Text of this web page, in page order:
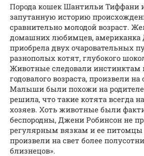
Порода кошек Шантильи Тиффани
запутанную историю
сравнительно молодой возраст.
домашних любимцев, американка
приобрела двух очаровательных
разнополых котят, глубокого
Животные следовали инстинктам
годовалого возраста, произвели на
Малыши были похожи на
решила, что такие котята всегда
хозяев. Хоть животные были
беспородны, Джени Робинсон не
регулярным вязкам и ее
произвели на свет более
близнецов».